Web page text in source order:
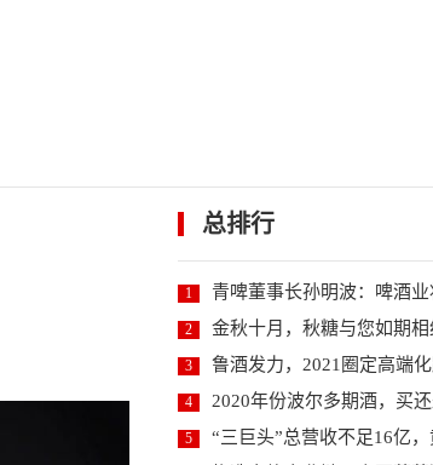
总排行
1 青啤董事长孙明波：啤酒
2 金秋十月，秋糖与您如期相
3 鲁酒发力，2021圈定高端
4 2020年份波尔多期酒，买还
5 “三巨头”总营收不足16亿，